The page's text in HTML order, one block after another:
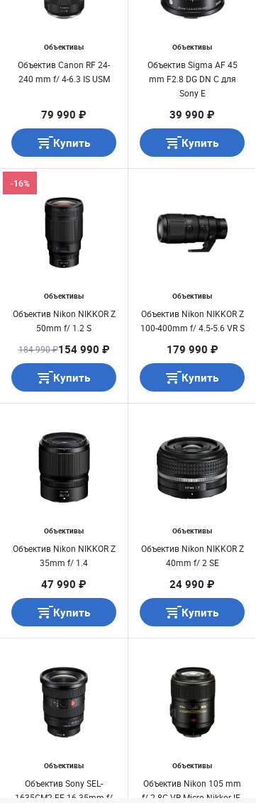
Объективы
Объектив Canon RF 24-
240 mm f/ 4-6.3 IS USM
79 990 ₽
Купить
Объективы
Объектив Sigma AF 45
mm F2.8 DG DN C для
Sony E
39 990 ₽
Купить
Объективы
Объектив Nikon NIKKOR Z
50mm f/ 1.2 S
-16%
184 990 ₽154 990 ₽
Купить
Объективы
Объектив Nikon NIKKOR Z
100-400mm f/ 4.5-5.6 VR S
179 990 ₽
Купить
Объективы
Объектив Nikon NIKKOR Z
35mm f/ 1.4
47 990 ₽
Купить
Объективы
Объектив Nikon NIKKOR Z
40mm f/ 2 SE
24 990 ₽
Купить
Объективы
Объектив Sony SEL-
1635GM2 FE 16-35mm f/
Объективы
Объектив Nikon 105 mm
f/ 2.8G VR Micro-Nikkor IF-